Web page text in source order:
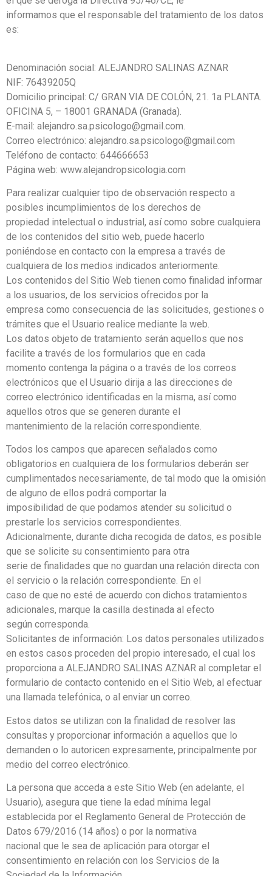
informamos que el responsable del tratamiento de los datos
es:
Denominación social: ALEJANDRO SALINAS AZNAR
NIF: 76439205Q
Domicilio principal: C/ GRAN VIA DE COLÓN, 21. 1a PLANTA.
OFICINA 5, – 18001 GRANADA (Granada).
E-mail: alejandro.sa.psicologo@gmail.com.
Correo electrónico: alejandro.sa.psicologo@gmail.com
Teléfono de contacto: 644666653
Página web: www.alejandropsicologia.com
Para realizar cualquier tipo de observación respecto a
posibles incumplimientos de los derechos de
propiedad intelectual o industrial, así como sobre cualquiera
de los contenidos del sitio web, puede hacerlo
poniéndose en contacto con la empresa a través de
cualquiera de los medios indicados anteriormente.
Los contenidos del Sitio Web tienen como finalidad informar
a los usuarios, de los servicios ofrecidos por la
empresa como consecuencia de las solicitudes, gestiones o
trámites que el Usuario realice mediante la web.
Los datos objeto de tratamiento serán aquellos que nos
facilite a través de los formularios que en cada
momento contenga la página o a través de los correos
electrónicos que el Usuario dirija a las direcciones de
correo electrónico identificadas en la misma, así como
aquellos otros que se generen durante el
mantenimiento de la relación correspondiente.
Todos los campos que aparecen señalados como
obligatorios en cualquiera de los formularios deberán ser
cumplimentados necesariamente, de tal modo que la omisión
de alguno de ellos podrá comportar la
imposibilidad de que podamos atender su solicitud o
prestarle los servicios correspondientes.
Adicionalmente, durante dicha recogida de datos, es posible
que se solicite su consentimiento para otra
serie de finalidades que no guardan una relación directa con
el servicio o la relación correspondiente. En el
caso de que no esté de acuerdo con dichos tratamientos
adicionales, marque la casilla destinada al efecto
según corresponda.
Solicitantes de información: Los datos personales utilizados
en estos casos proceden del propio interesado, el cual los
proporciona a ALEJANDRO SALINAS AZNAR al completar el
formulario de contacto contenido en el Sitio Web, al efectuar
una llamada telefónica, o al enviar un correo.
Estos datos se utilizan con la finalidad de resolver las
consultas y proporcionar información a aquellos que lo
demanden o lo autoricen expresamente, principalmente por
medio del correo electrónico.
La persona que acceda a este Sitio Web (en adelante, el
Usuario), asegura que tiene la edad mínima legal
establecida por el Reglamento General de Protección de
Datos 679/2016 (14 años) o por la normativa
nacional que le sea de aplicación para otorgar el
consentimiento en relación con los Servicios de la